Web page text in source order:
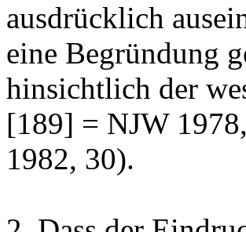
ausdrücklich
eine Begründung
hinsichtlich der
[189] = NJW
1982, 30).